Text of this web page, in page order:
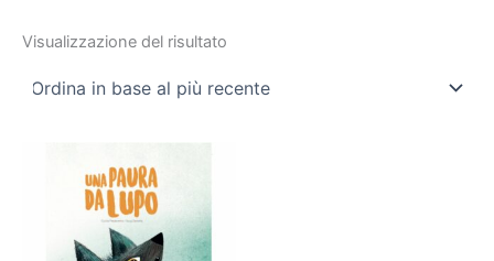
Visualizzazione del risultato